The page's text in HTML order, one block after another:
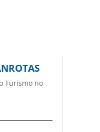
Turismo no